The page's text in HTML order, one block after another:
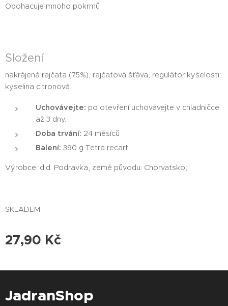
Obohacuje mnoho pokrmů
Složení
nakrájená rajčata (75%), rajčatová šťáva, regulátor kyselosti:
kyselina citronová
Uchovávejte: po otevření uchovávejte v chladničce
až 3 dny.
Doba trvání: 24 měsíců
Balení: 390 g Tetra recart
Výrobce: d.d. Podravka, země původu: Chorvatsko;
SKLADEM
27,90 Kč
JadranShop